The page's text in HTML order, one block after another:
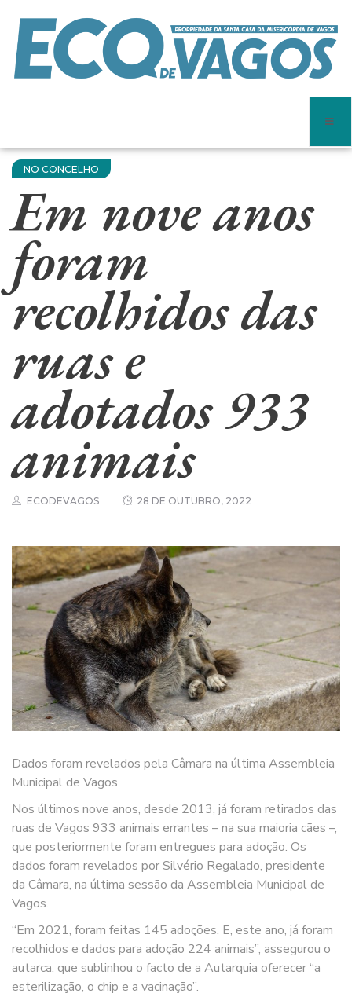
NO CONCELHO
Em nove anos
foram
recolhidos das
ruas e
adotados 933
animais
ECODEVAGOS 28 DE OUTUBRO, 2022
Dados foram revelados pela Câmara na última Assembleia
Municipal de Vagos
Nos últimos nove anos, desde 2013, já foram retirados das
ruas de Vagos 933 animais errantes – na sua maioria cães –,
que posteriormente foram entregues para adoção. Os
dados foram revelados por Silvério Regalado, presidente
da Câmara, na última sessão da Assembleia Municipal de
Vagos.
“Em 2021, foram feitas 145 adoções. E, este ano, já foram
recolhidos e dados para adoção 224 animais”, assegurou o
autarca, que sublinhou o facto de a Autarquia oferecer “a
esterilização, o chip e a vacinação”.